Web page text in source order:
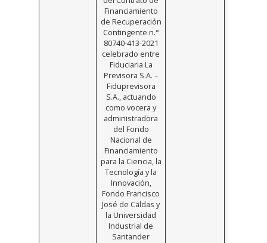
Financiamiento
de Recuperación
Contingente n.°
80740-413-2021
celebrado entre
Fiduciaria La
Previsora S.A. –
Fiduprevisora
S.A., actuando
como vocera y
administradora
del Fondo
Nacional de
Financiamiento
para la Ciencia, la
Tecnología y la
Innovación,
Fondo Francisco
José de Caldas y
la Universidad
Industrial de
Santander